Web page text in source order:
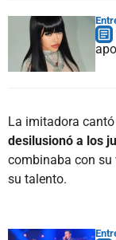
La imitadora cantó
desilusionó a los
combinaba con su
su talento.